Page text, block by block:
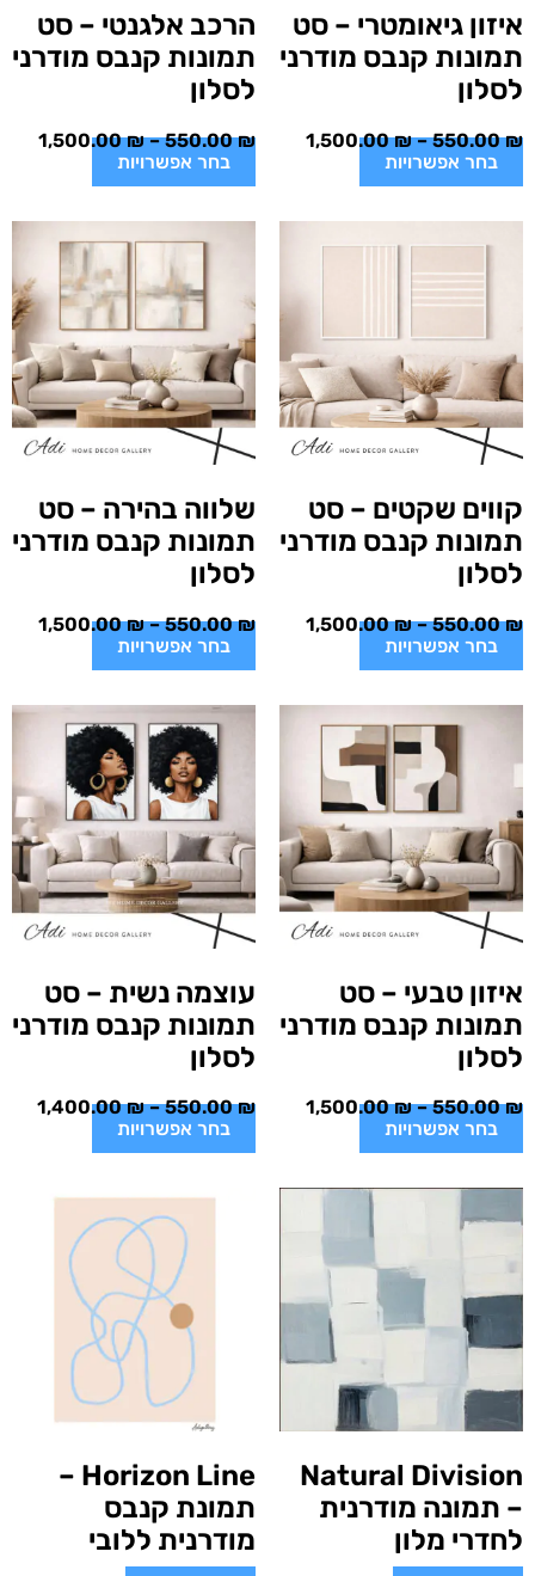
איזון גיאומטרי – סט
תמונות קנבס מודרני
לסלון
550.00₪
–
1,500.00₪
בחר אפשרויות
הרכב אלגנטי – סט
תמונות קנבס מודרני
לסלון
550.00₪
–
1,500.00₪
בחר אפשרויות
קווים שקטים – סט
תמונות קנבס מודרני
לסלון
550.00₪
–
1,500.00₪
בחר אפשרויות
שלווה בהירה – סט
תמונות קנבס מודרני
לסלון
550.00₪
–
1,500.00₪
בחר אפשרויות
איזון טבעי – סט
תמונות קנבס מודרני
לסלון
550.00₪
–
1,500.00₪
בחר אפשרויות
עוצמה נשית – סט
תמונות קנבס מודרני
לסלון
550.00₪
–
1,400.00₪
בחר אפשרויות
Natural Division
– תמונה מודרנית
לחדרי מלון
Horizon Line –
תמונת קנבס
מודרנית ללובי